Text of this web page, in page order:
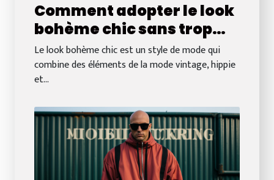
Comment adopter le look
bohème chic sans trop
dépenser
Le look bohème chic est un style de mode qui
combine des éléments de la mode vintage, hippie
et...